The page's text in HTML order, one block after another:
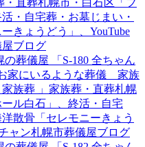
直葬札幌市・白石区「フ
・自宅葬・お墓じまい・
きょうどう」、YouTube
ブログ
葬儀屋 「S-180 全ちゃん
家にいるような葬儀 家族
族葬 」家族葬・直葬札幌
ル白石」、終活・自宅
散骨「セレモニーきょう
ャン札幌市葬儀屋ブログ